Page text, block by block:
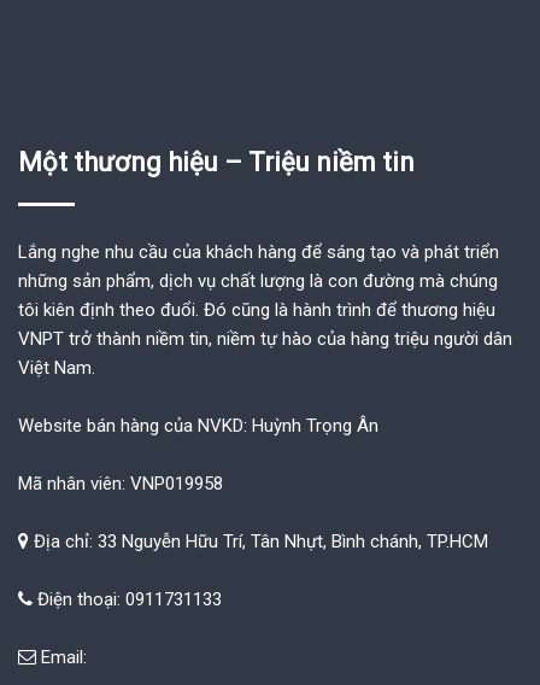
Một thương hiệu – Triệu niềm tin
Lắng nghe nhu cầu của khách hàng để sáng tạo và phát triển
những sản phẩm, dịch vụ chất lượng là con đường mà chúng
tôi kiên định theo đuổi. Đó cũng là hành trình để thương hiệu
VNPT trở thành niềm tin, niềm tự hào của hàng triệu người dân
Việt Nam.
Website bán hàng của NVKD: Huỳnh Trọng Ân
Mã nhân viên: VNP019958
Địa chỉ: 33 Nguyễn Hữu Trí, Tân Nhựt, Bình chánh, TP.HCM
Điện thoại: 0911731133
Email: